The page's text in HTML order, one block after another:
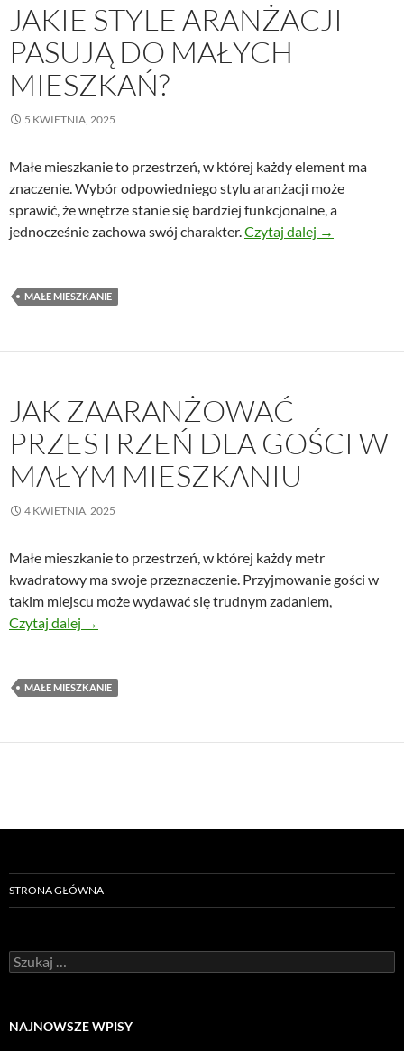
JAKIE STYLE ARANŻACJI
PASUJĄ DO MAŁYCH
MIESZKAŃ?
5 KWIETNIA, 2025
Małe mieszkanie to przestrzeń, w której każdy element ma
znaczenie. Wybór odpowiedniego stylu aranżacji może
sprawić, że wnętrze stanie się bardziej funkcjonalne, a
jednocześnie zachowa swój charakter.Czytaj dalej Jakie style
→
MAŁE MIESZKANIE
JAK ZAARANŻOWAĆ
PRZESTRZEŃ DLA GOŚCI W
MAŁYM MIESZKANIU
4 KWIETNIA, 2025
Małe mieszkanie to przestrzeń, w której każdy metr
kwadratowy ma swoje przeznaczenie. Przyjmowanie gości w
takim miejscu może wydawać się trudnym zadaniem,
Czytaj dalej Jak zaaranżować przestrzeń dla gości w małym
→
MAŁE MIESZKANIE
STRONA GŁÓWNA
Szukaj:
NAJNOWSZE WPISY